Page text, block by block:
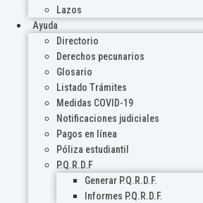
Lazos
Ayuda
Directorio
Derechos pecunarios
Glosario
Listado Trámites
Medidas COVID-19
Notificaciones judiciales
Pagos en línea
Póliza estudiantil
P.Q.R.D.F
Generar P.Q.R.D.F.
Informes P.Q.R.D.F.